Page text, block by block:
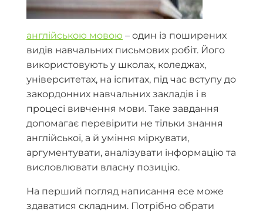
англійською мовою – один із поширених
видів навчальних письмових робіт. Його
використовують у школах, коледжах,
університетах, на іспитах, під час вступу до
закордонних навчальних закладів і в
процесі вивчення мови. Таке завдання
допомагає перевірити не тільки знання
англійської, а й уміння міркувати,
аргументувати, аналізувати інформацію та
висловлювати власну позицію.
На перший погляд написання есе може
здаватися складним. Потрібно обрати